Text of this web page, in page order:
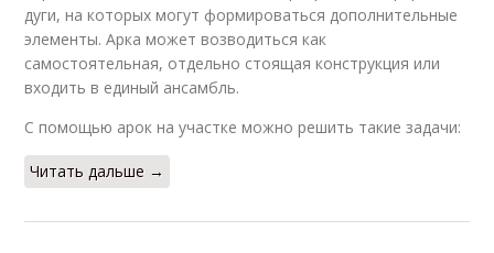
дуги, на которых могут формироваться дополнительные
элементы. Арка может возводиться как
самостоятельная, отдельно стоящая конструкция или
входить в единый ансамбль.
С помощью арок на участке можно решить такие задачи:
Читать дальше →